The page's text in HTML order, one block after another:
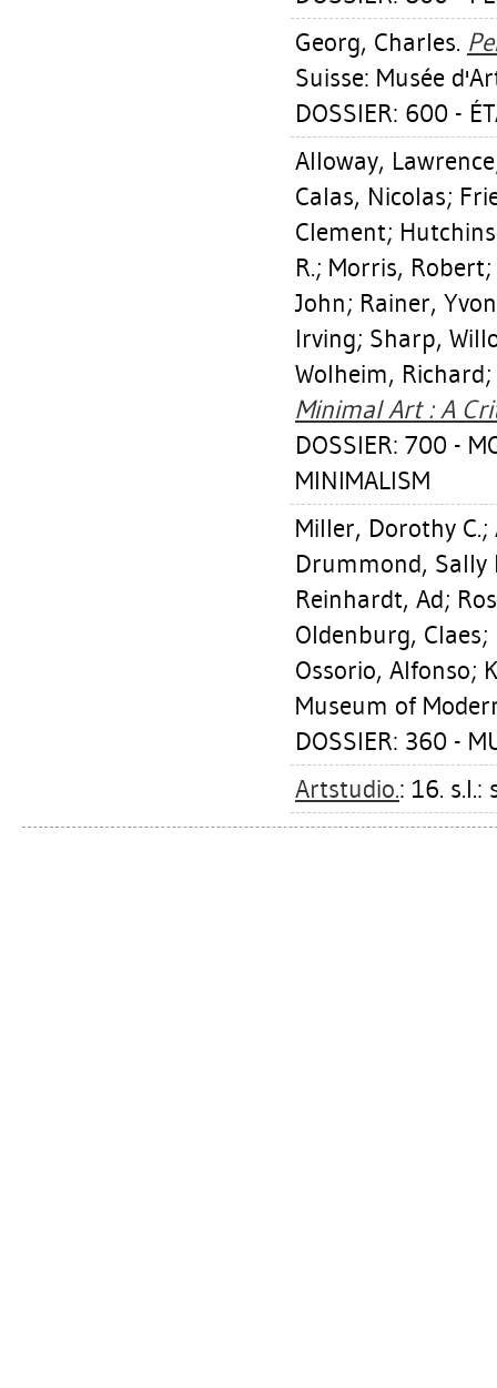
Georg, Charles.
Suisse: Musée
DOSSIER: 600 -
Alloway, Lawrence
Calas, Nicolas;
Clement;
R.; Morris, Robert;
John; Rainer,
Irving; Sharp,
Wolheim, Richard;
Minimal Art : A
DOSSIER: 700 -
MINIMALISM
Miller, Dorothy C.;
Drummond, Sally
Reinhardt, Ad;
Oldenburg, Claes;
Ossorio, Alfonso;
Museum of
DOSSIER: 360 -
Artstudio.: 16. s.l.: